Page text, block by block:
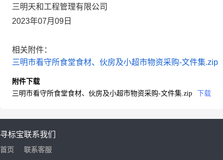
三明天和工程管理有限公司
2023年07月09日
相关附件：
三明市看守所食堂食材、伙房及小超市物资采购-文件集.zip
附件下载
三明市看守所食堂食材、伙房及小超市物资采购-文件集.zip
下载
寻标宝
首页
联系我们
联系客服